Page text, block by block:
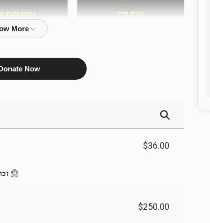
זכות שיך זכות שבת
$150.00
$35.00
$20.00
Now
$36.00
$250.00